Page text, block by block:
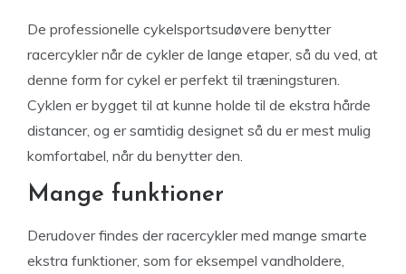
De professionelle cykelsportsudøvere benytter
racercykler når de cykler de lange etaper, så du ved, at
denne form for cykel er perfekt til træningsturen.
Cyklen er bygget til at kunne holde til de ekstra hårde
distancer, og er samtidig designet så du er mest mulig
komfortabel, når du benytter den.
Mange funktioner
Derudover findes der racercykler med mange smarte
ekstra funktioner, som for eksempel vandholdere,